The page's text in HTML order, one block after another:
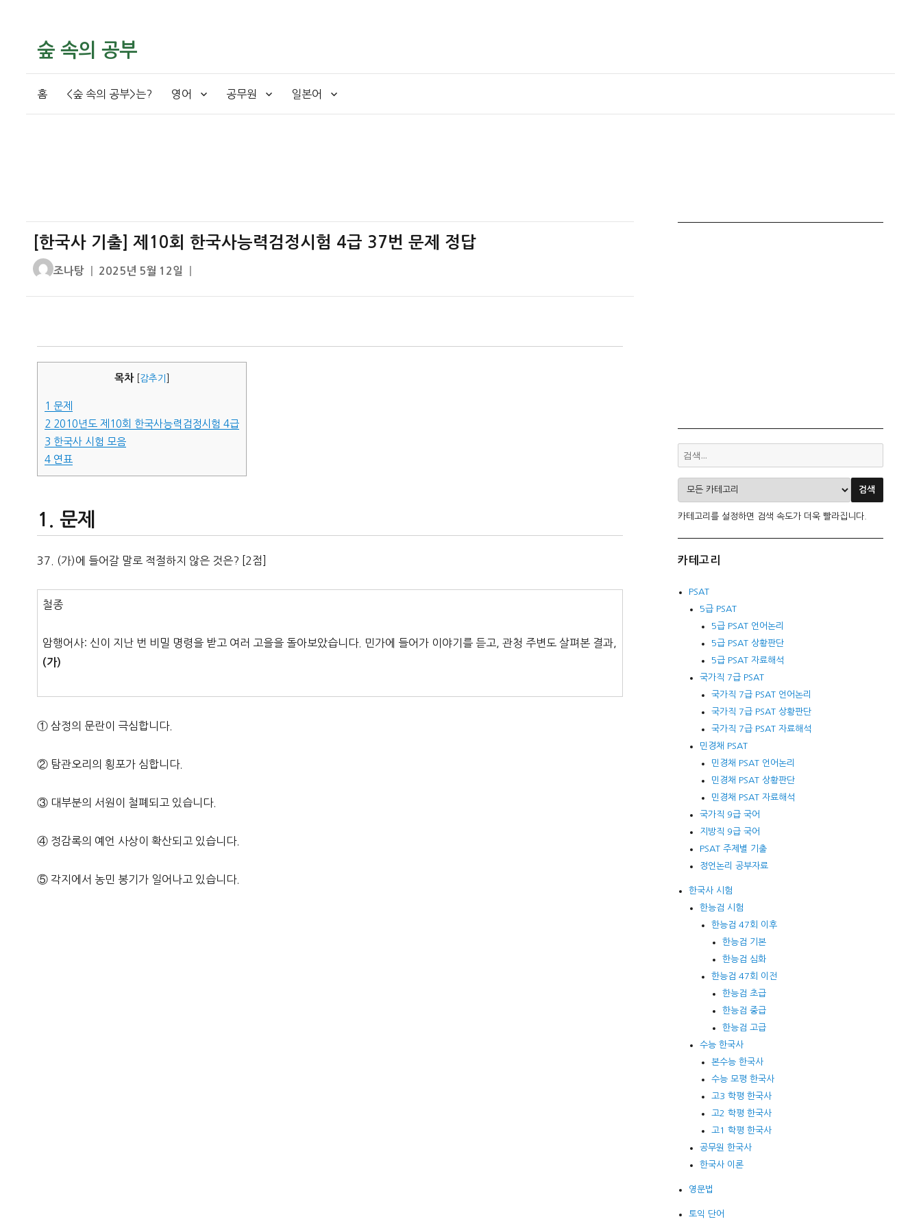
숲 속의 공부
홈 <숲 속의 공부>는? 영어 공무원 일본어
[한국사 기출] 제10회 한국사능력검정시험 4급 37번 문제 정답
글
조나탕
작
2025년 5월 12일
목차 감추기
1 문제
2 2010년도 제10회 한국사능력검정시험 4급
3 한국사 시험 모음
4 연표
문제
37. (가)에 들어갈 말로 적절하지 않은 것은? [2점]
철종
암행어사: 신이 지난 번 비밀 명령을 받고 여러 고을을 돌아보았습니다. 민가에 들어가 이야기를 듣고, 관청 주변도 살펴본 결과,
(가)
① 삼정의 문란이 극심합니다.
② 탐관오리의 횡포가 심합니다.
③ 대부분의 서원이 철폐되고 있습니다.
④ 정감록의 예언 사상이 확산되고 있습니다.
⑤ 각지에서 농민 봉기가 일어나고 있습니다.
카테고리를 설정하면 검색 속도가 더욱 빨라집니다.
카테고리
PSAT
5급 PSAT
5급 PSAT 언어논리
5급 PSAT 상황판단
5급 PSAT 자료해석
국가직 7급 PSAT
국가직 7급 PSAT 언어논리
국가직 7급 PSAT 상황판단
국가직 7급 PSAT 자료해석
민경채 PSAT
민경채 PSAT 언어논리
민경채 PSAT 상황판단
민경채 PSAT 자료해석
국가직 9급 국어
지방직 9급 국어
PSAT 주제별 기출
정언논리 공부자료
한국사 시험
한능검 시험
한능검 47회 이후
한능검 기본
한능검 심화
한능검 47회 이전
한능검 초급
한능검 중급
한능검 고급
수능 한국사
본수능 한국사
수능 모평 한국사
고3 학평 한국사
고2 학평 한국사
고1 학평 한국사
공무원 한국사
한국사 이론
영문법
토익 단어